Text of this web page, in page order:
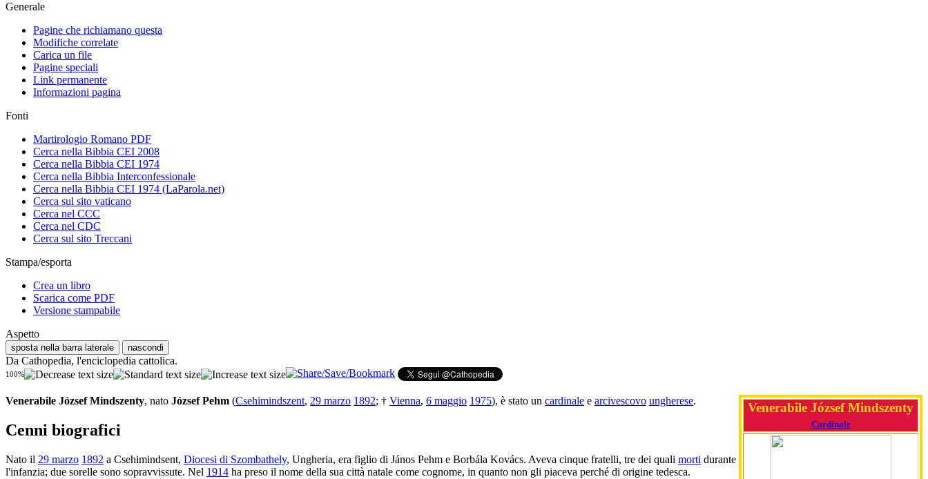
Generale
Pagine che richiamano questa
Modifiche correlate
Carica un file
Pagine speciali
Link permanente
Informazioni pagina
Fonti
Martirologio Romano PDF
Cerca nella Bibbia CEI 2008
Cerca nella Bibbia CEI 1974
Cerca nella Bibbia Interconfessionale
Cerca nella Bibbia CEI 1974 (LaParola.net)
Cerca sul sito vaticano
Cerca nel CCC
Cerca nel CDC
Cerca sul sito Treccani
Stampa/esporta
Crea un libro
Scarica come PDF
Versione stampabile
Aspetto
sposta nella barra laterale nascondi
Da Cathopedia, l'enciclopedia cattolica.
100%
Venerabile József Mindszenty
Cardinale
Venerabile József Mindszenty, nato József Pehm (Csehimindszent, 29 marzo 1892; † Vienna, 6 maggio 1975), è stato un cardinale e arcivescovo ungherese.
Cenni biografici
Nato il 29 marzo 1892 a Csehimindsent, Diocesi di Szombathely, Ungheria, era figlio di János Pehm e Borbála Kovács. Aveva cinque fratelli, tre dei quali morti durante
l'infanzia; due sorelle sono sopravvissute. Nel 1914 ha preso il nome della sua città natale come cognome, in quanto non gli piaceva perché di origine tedesca.